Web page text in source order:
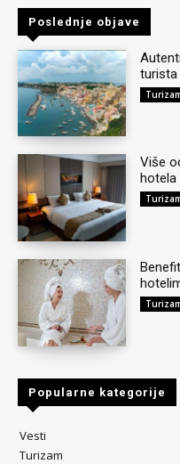
Poslednje objave
turista
Više
Popularne kategorije
Vesti
Turizam